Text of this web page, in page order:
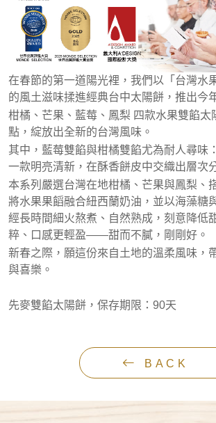
在春節的第一道陽光裡，我們以「台灣水
的風土滋味揉進經典台中太陽餅，推出今
柑橘、芒果、藍莓、鳳梨 四款水果雙餡太
點，綻放出全新的台灣風味。
其中，藍莓雙餡與柑橘雙餡尤為耐人尋味
一款明亮清新，在酥香餅皮中交織出層次
本系列嚴選台灣在地柑橘、芒果與鳳梨、
將水果果饀融合紐西蘭奶油，並以海藻糖
經長時間細火熬煮、自然熟成，刻意降低
粹、口感更輕盈——甜而不膩，剛剛好。
新春之際，願這份來自土地的溫柔風味，
與喜樂。
先麥雙餡太陽餅，保存期限：90天
BACK